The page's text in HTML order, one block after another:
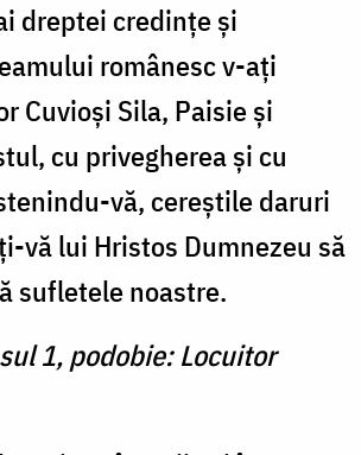
dreptei credinţe şi
românesc v-aţi
Cuvioşi Sila, Paisie şi
cu privegherea şi cu
vă, cereştile daruri
vă lui Hristos Dumnezeu să
sufletele noastre.
1, podobie: Locuitor